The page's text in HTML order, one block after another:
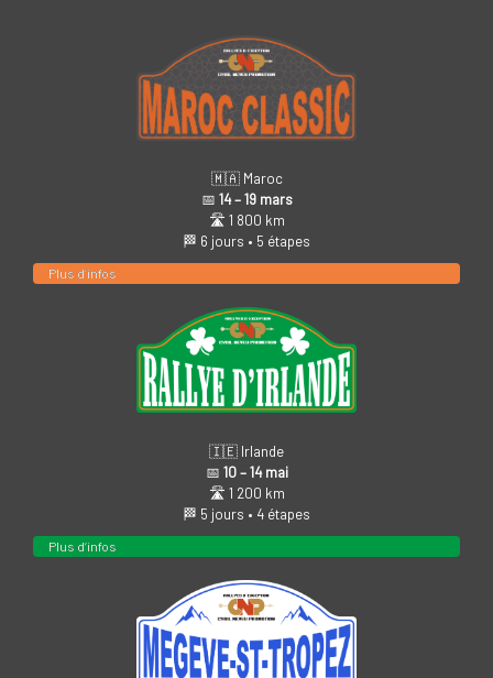
🇲🇦 Maroc
📅 14 – 19 mars
🛣️ 1 800 km
🏁 6 jours • 5 étapes
Plus d’infos
🇮🇪 Irlande
📅 10 – 14 mai
🛣️ 1 200 km
🏁 5 jours • 4 étapes
Plus d’infos